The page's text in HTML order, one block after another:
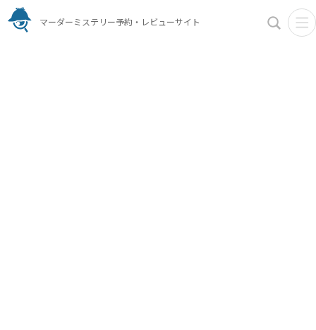
マーダーミステリー予約・レビューサイト